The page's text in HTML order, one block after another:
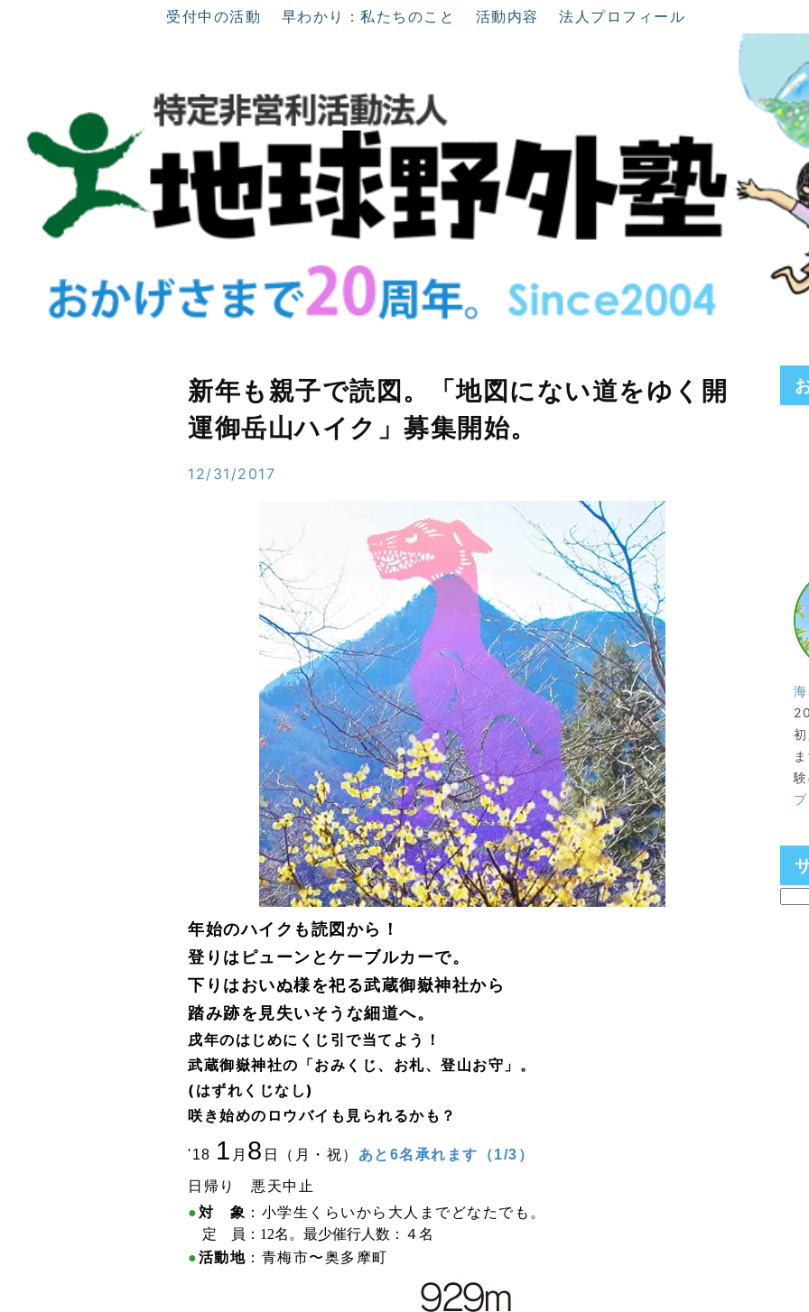
受付中の活動 早わかり：私たちのこと 活動内容 法人プロフィール
新年も親子で読図。「地図にない道をゆく開
運御岳山ハイク」募集開始。
12/31/2017
年始のハイクも読図から！
登りはピューンとケーブルカーで。
下りはおいぬ様を祀る武蔵御嶽神社から
踏み跡を見失いそうな細道へ。
戌年のはじめに くじ引で当てよう！
武蔵御嶽神社の「おみくじ、お札、登山お守」。
(はずれくじなし)
咲き始めのロウバイも見られるかも？
'18 1 月 8 日（月・祝） あと6名承れます（1/3）
日帰り 悪天中止
●対 象 ：小学生くらいから大人までどなたでも。
定 員 ：12名。最少催行人数：４名
●活動地 ：青梅市〜奥多摩町